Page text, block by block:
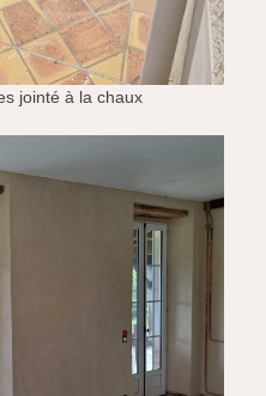
jointé à la chaux